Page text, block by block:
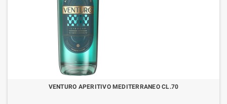
VENTURO APERITIVO MEDITERRANEO CL.70